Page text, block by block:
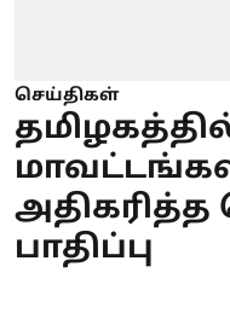
செய்திகள்
பாதிப்பு